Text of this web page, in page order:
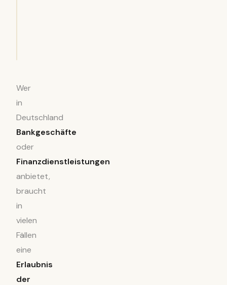
Wer
in
Deutschland
Bankgeschäfte
oder
Finanzdienstleistungen
anbietet,
braucht
in
vielen
Fällen
eine
Erlaubnis
der